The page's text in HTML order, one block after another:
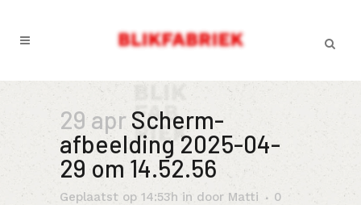
29 aprScherm­
afbeelding 2025-04-
29 om 14.52.56
Geplaatst op 14:53h in door Matti
0